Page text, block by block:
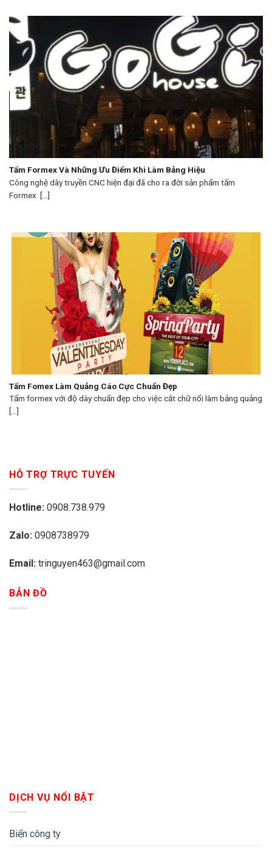
Tấm Formex Và Những Ưu Điểm Khi Làm Bảng Hiệu
Công nghệ dây truyền CNC hiện đại đã cho ra đời sản phẩm tấm
Formex [...]
Tấm Fomex Làm Quảng Cáo Cực Chuẩn Đẹp
Tấm formex với độ dày chuẩn đẹp cho việc cắt chữ nổi làm bảng quảng
[...]
HỖ TRỢ TRỰC TUYẾN
Hotline: 0908.738.979
Zalo: 0908738979
Email: tringuyen463@gmail.com
BẢN ĐỒ
DỊCH VỤ NỔI BẬT
Biển công ty